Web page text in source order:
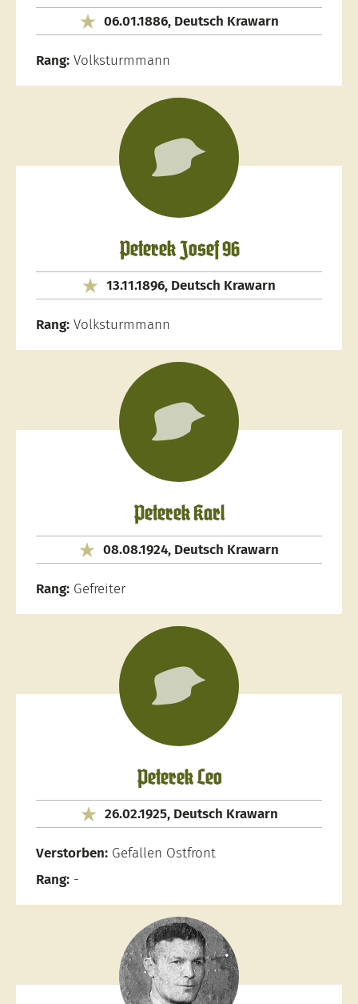
06.01.1886, Deutsch Krawarn
Rang: Volksturmmann
Peterek Josef 96
13.11.1896, Deutsch Krawarn
Rang: Volksturmmann
Peterek Karl
08.08.1924, Deutsch Krawarn
Rang: Gefreiter
Peterek Leo
26.02.1925, Deutsch Krawarn
Verstorben: Gefallen Ostfront
Rang: -